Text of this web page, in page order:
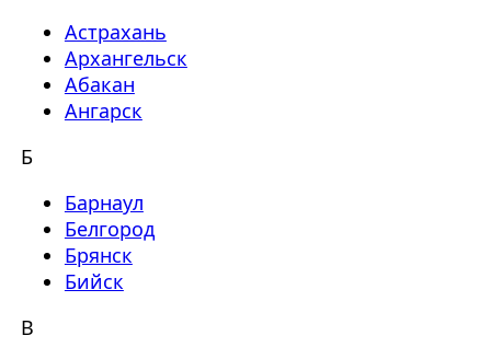
Астрахань
Архангельск
Абакан
Ангарск
Б
Барнаул
Белгород
Брянск
Бийск
В